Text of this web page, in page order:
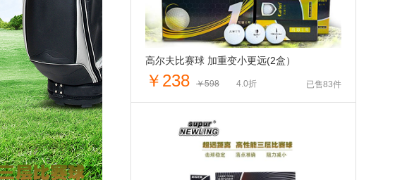
高尔夫比赛球 加重变小更远(2盒）
已售83件
￥238 ￥598 4.0折